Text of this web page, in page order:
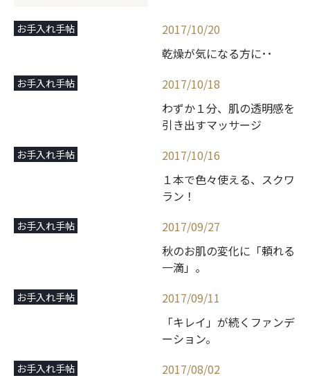
お手入れ手帖
2017/10/20
乾燥が気になる方に･･
お手入れ手帖
2017/10/18
わずか１分、肌の透明感を
引き出すマッサージ
お手入れ手帖
2017/10/16
１本で色々使える、スクワ
ラン！
お手入れ手帖
2017/09/27
秋のお肌の変化に「頼れる
一滴」。
お手入れ手帖
2017/09/11
「キレイ」が続くファンデ
ーション。
お手入れ手帖
2017/08/02